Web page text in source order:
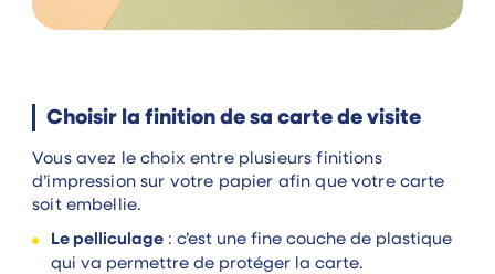
Choisir la finition de sa carte de visite
Vous avez le choix entre plusieurs finitions
d’impression sur votre papier afin que votre carte
soit embellie.
Le pelliculage : c’est une fine couche de plastique
qui va permettre de protéger la carte.